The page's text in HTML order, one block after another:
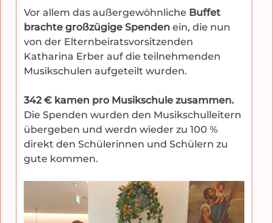
Vor allem das außergewöhnliche Buffet
brachte großzügige Spendenein, die nun
von der Elternbeiratsvorsitzenden
Katharina Erber auf die teilnehmenden
Musikschulen aufgeteilt wurden.
342 € kamen pro Musikschule zusammen.
Die Spenden wurden den Musikschulleitern
übergeben und werdn wieder zu 100 %
direkt den Schülerinnen und Schülern zu
gute kommen.